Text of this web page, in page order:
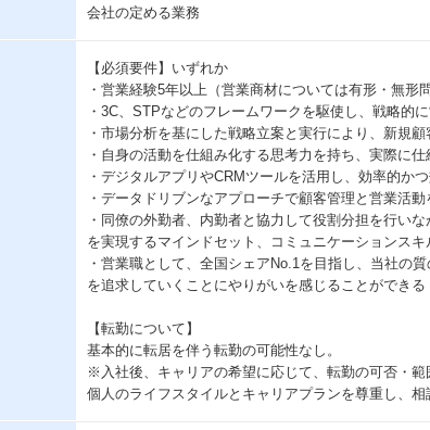
会社の定める業務
【必須要件】いずれか
・営業経験5年以上（営業商材については有形・無形問
・3C、STPなどのフレームワークを駆使し、戦略的
・市場分析を基にした戦略立案と実行により、新規
・自身の活動を仕組み化する思考力を持ち、実際に
・デジタルアプリやCRMツールを活用し、効率的か
・データドリブンなアプローチで顧客管理と営業活
・同僚の外勤者、内勤者と協力して役割分担を行い
を実現するマインドセット、コミュニケーションスキ
・営業職として、全国シェアNo.1を目指し、当社の
を追求していくことにやりがいを感じることができる
【転勤について】
基本的に転居を伴う転勤の可能性なし。
※入社後、キャリアの希望に応じて、転勤の可否・範
個人のライフスタイルとキャリアプランを尊重し、